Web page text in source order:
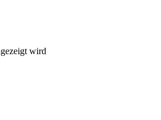
wird